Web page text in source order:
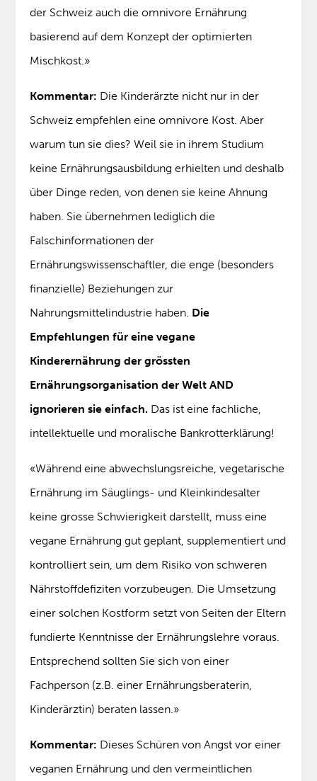
der Schweiz auch die omnivore Ernährung
basierend auf dem Konzept der optimierten
Mischkost.»
Kommentar: Die Kinderärzte nicht nur in der
Schweiz empfehlen eine omnivore Kost. Aber
warum tun sie dies? Weil sie in ihrem Studium
keine Ernährungsausbildung erhielten und deshalb
über Dinge reden, von denen sie keine Ahnung
haben. Sie übernehmen lediglich die
Falschinformationen der
Ernährungswissenschaftler, die enge (besonders
finanzielle) Beziehungen zur
Nahrungsmittelindustrie haben. Die
Empfehlungen für eine vegane
Kinderernährung der grössten
Ernährungsorganisation der Welt AND
ignorieren sie einfach. Das ist eine fachliche,
intellektuelle und moralische Bankrotterklärung!
«Während eine abwechslungsreiche, vegetarische
Ernährung im Säuglings- und Kleinkindesalter
keine grosse Schwierigkeit darstellt, muss eine
vegane Ernährung gut geplant, supplementiert und
kontrolliert sein, um dem Risiko von schweren
Nährstoffdefiziten vorzubeugen. Die Umsetzung
einer solchen Kostform setzt von Seiten der Eltern
fundierte Kenntnisse der Ernährungslehre voraus.
Entsprechend sollten Sie sich von einer
Fachperson (z.B. einer Ernährungsberaterin,
Kinderärztin) beraten lassen.»
Kommentar: Dieses Schüren von Angst vor einer
veganen Ernährung und den vermeintlichen